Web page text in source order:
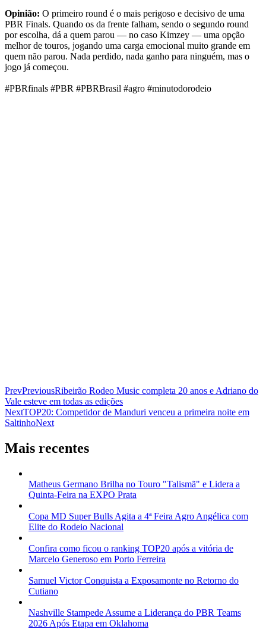
Opinião: O primeiro round é o mais perigoso e decisivo de uma
PBR Finals. Quando os da frente falham, sendo o segundo round
por escolha, dá a quem parou — no caso Kimzey — uma opção
melhor de touros, jogando uma carga emocional muito grande em
quem não parou. Nada perdido, nada ganho para ninguém, mas o
jogo já começou.
#PBRfinals #PBR #PBRBrasil #agro #minutodorodeio
PrevPreviousRibeirão Rodeo Music completa 20 anos e Adriano do
Vale esteve em todas as edições
NextTOP20: Competidor de Manduri venceu a primeira noite em
SaltinhoNext
Mais recentes
Matheus Germano Brilha no Touro "Talismã" e Lidera a
Quinta-Feira na EXPO Prata
Copa MD Super Bulls Agita a 4ª Feira Agro Angélica com
Elite do Rodeio Nacional
Confira como ficou o ranking TOP20 após a vitória de
Marcelo Generoso em Porto Ferreira
Samuel Victor Conquista a Exposamonte no Retorno do
Cutiano
Nashville Stampede Assume a Liderança do PBR Teams
2026 Após Etapa em Oklahoma